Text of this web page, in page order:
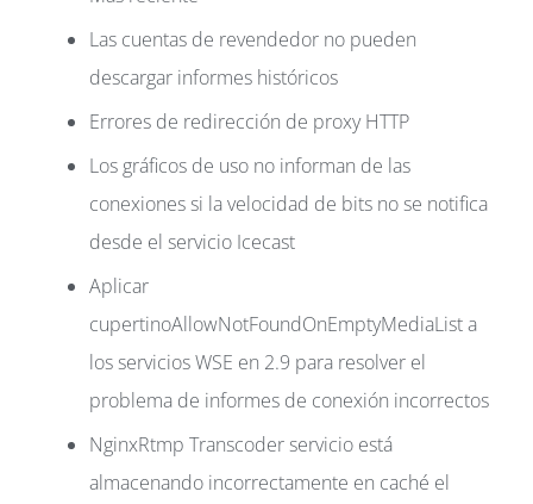
Las cuentas de revendedor no pueden
descargar informes históricos
Errores de redirección de proxy HTTP
Los gráficos de uso no informan de las
conexiones si la velocidad de bits no se notifica
desde el servicio Icecast
Aplicar
cupertinoAllowNotFoundOnEmptyMediaList a
los servicios WSE en 2.9 para resolver el
problema de informes de conexión incorrectos
NginxRtmp Transcoder servicio está
almacenando incorrectamente en caché el